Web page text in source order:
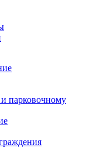
парковочному